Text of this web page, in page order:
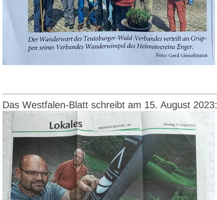
Das Westfalen-Blatt schreibt am 15. August 2023: